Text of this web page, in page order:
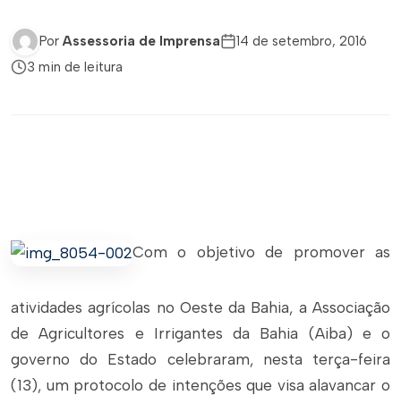
Por Assessoria de Imprensa
14 de setembro, 2016
3 min de leitura
Com o objetivo de promover as
atividades agrícolas no Oeste da Bahia, a Associação
de Agricultores e Irrigantes da Bahia (Aiba) e o
governo do Estado celebraram, nesta terça-feira
(13), um protocolo de intenções que visa alavancar o